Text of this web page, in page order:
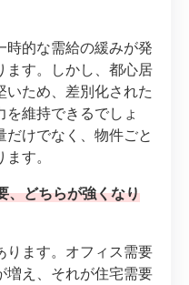
時的な需給の緩みが発
ます。しかし、都心居
いため、差別化された
維持できるでしょ
だけでなく、物件ごと
す。
、どちらが強くなり
ります。オフィス需要
増え、それが住宅需要